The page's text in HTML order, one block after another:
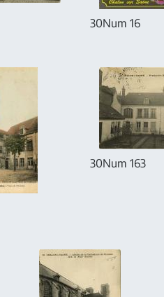
30Num 16
30Num 163